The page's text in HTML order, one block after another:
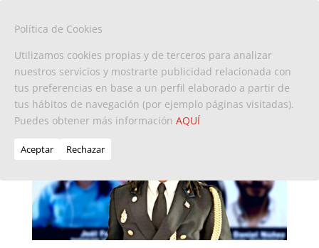
Política de Cookies
Utilizamos cookies propias y de terceros para analizar
nuestros servicios y mostrarte publicidad relacionada con
tus preferencias en base a un perfil elaborado a partir de
tus hábitos de navegación (por ejemplo páginas visitadas).
Puedes obtener más información AQUÍ
Aceptar Rechazar